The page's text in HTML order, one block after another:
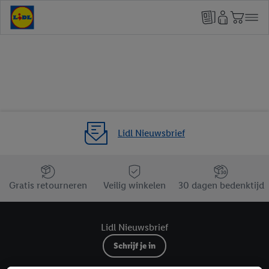
Lidl Nieuwsbrief
Jouw voordelen bij ons als Lidl webshop klant
Gratis retourneren
Veilig winkelen 30 dagen bedenktijd
Lidl Nieuwsbrief
Schrijf je in